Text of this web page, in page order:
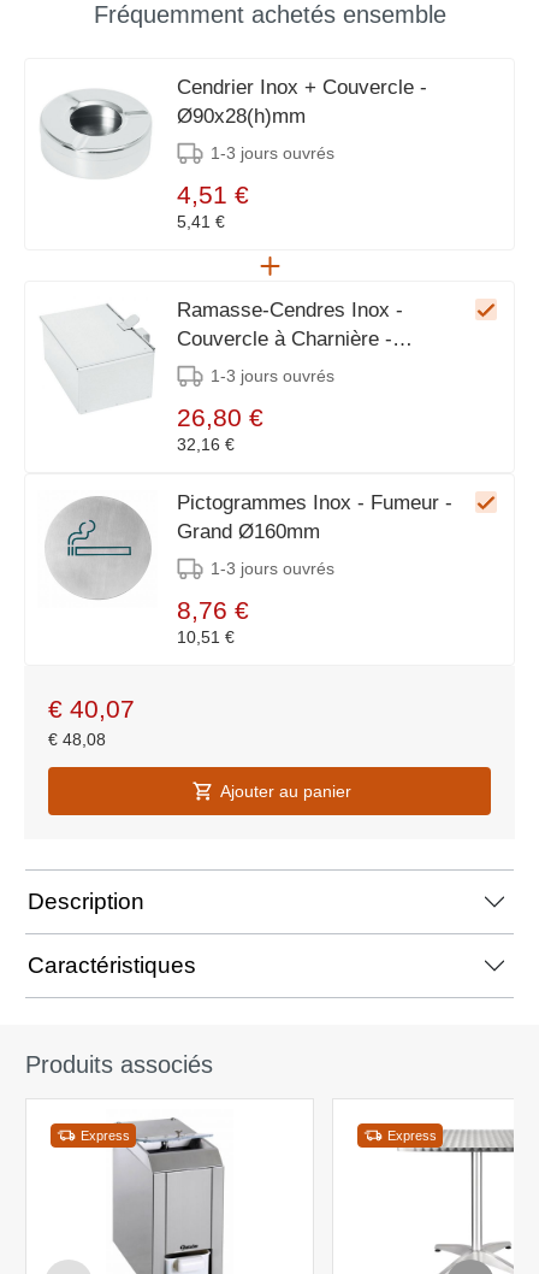
Fréquemment achetés ensemble
Cendrier Inox + Couvercle -
Ø90x28(h)mm
1-3 jours ouvrés
4,51 €
5,41 €
Ramasse-Cendres Inox -
Couvercle à Charnière -
210x140x90(h)mm
1-3 jours ouvrés
26,80 €
32,16 €
Pictogrammes Inox - Fumeur -
Grand Ø160mm
1-3 jours ouvrés
8,76 €
10,51 €
€ 40,07
€ 48,08
Ajouter au panier
Description
Caractéristiques
Produits associés
Express Express